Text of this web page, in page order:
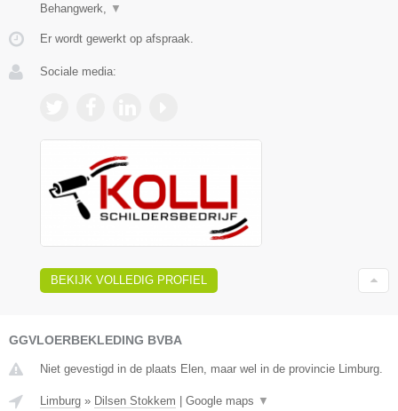
Behangwerk, ▼
Er wordt gewerkt op afspraak.
Sociale media:
BEKIJK VOLLEDIG PROFIEL
GGVLOERBEKLEDING BVBA
Niet gevestigd in de plaats Elen, maar wel in de provincie Limburg.
Limburg » Dilsen Stokkem Google maps ▼